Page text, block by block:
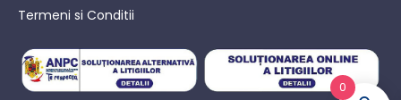
Termeni si Conditii
0